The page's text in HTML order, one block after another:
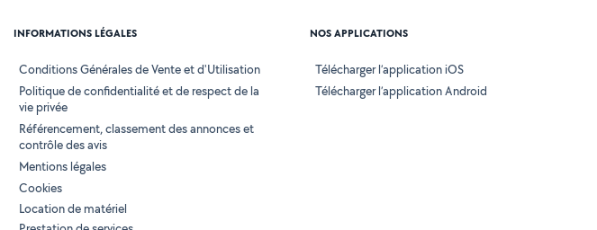
INFORMATIONS LÉGALES
Conditions Générales de Vente et d'Utilisation
Politique de confidentialité et de respect de la
vie privée
Référencement, classement des annonces et
contrôle des avis
Mentions légales
Cookies
Location de matériel
NOS APPLICATIONS
Télécharger l’application iOS
Télécharger l’application Android